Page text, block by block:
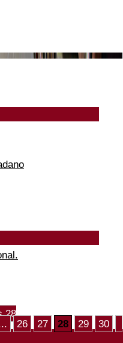
28
26 27 28 29 30